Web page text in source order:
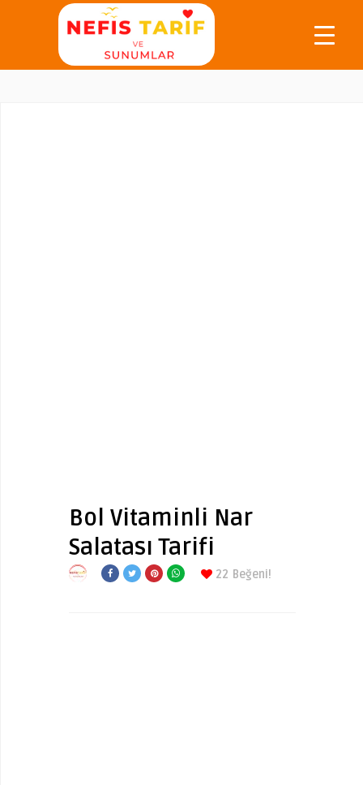
Bol Vitaminli Nar
Salatası Tarifi
22 Beğeni!